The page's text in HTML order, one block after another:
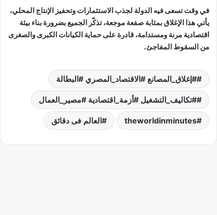
في وقت تسعى فيه الدولة لجذب الاستثمارات وتحفيز الإنتاج المحلي،
يأتي هذا الإغلاق بمثابة صفعة موجعة، تذكّر الجميع بضرورة بناء بيئة
اقتصادية مرنة ومستدامة، قادرة على حماية الكيانات الكبرى والصغرى
من السقوط المفاجئ.
#إغلاق_المصانع #الاقتصاد_المصري #البطالة
#تكاليف_التشغيل #أزمة_اقتصادية #مصير_العمال
theworldinminutes العالم فى دقائق